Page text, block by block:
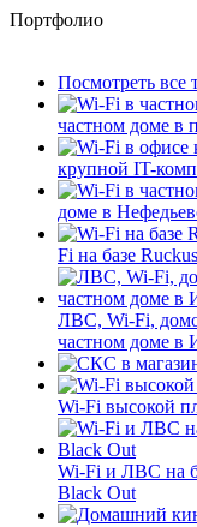
Портфолио
Посмотреть все
частном доме в
крупной IT-
доме в
Fi на базе
ЛВС, Wi-Fi,
частном доме в
Wi-Fi высокой
Wi-Fi и ЛВС на
Black Out